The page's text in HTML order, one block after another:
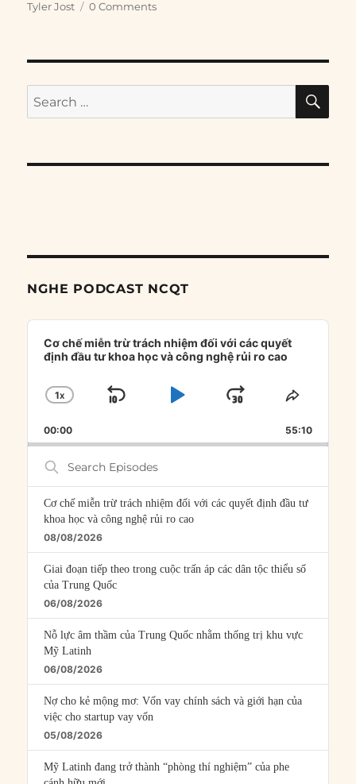
Tyler Jost
0 Comments
Search
for:
NGHE PODCAST NCQT
Audio
Player
Cơ chế miễn trừ trách nhiệm đối với các quyết
định đầu tư khoa học và công nghệ rủi ro cao
CHANGE
RATE
1X
SKIP
PLAYJUMP
FORWARD
SHARE
00:00 55:10
Search
Episodes
Cơ chế miễn trừ trách nhiệm đối với các quyết định đầu tư
khoa học và công nghệ rủi ro cao
08/08/2026
Giai đoạn tiếp theo trong cuộc trấn áp các dân tộc thiểu số
của Trung Quốc
06/08/2026
Nỗ lực âm thầm của Trung Quốc nhằm thống trị khu vực
Mỹ Latinh
06/08/2026
Nợ cho kẻ mộng mơ: Vốn vay chính sách và giới hạn của
việc cho startup vay vốn
05/08/2026
Mỹ Latinh đang trở thành “phòng thí nghiệm” của phe